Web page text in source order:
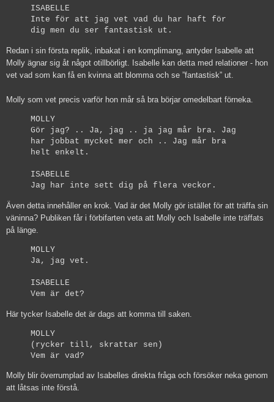
ISABELLE
Inte för att jag vet vad du har haft för
dig men du ser fantastisk ut.
Redan i sin första replik, inbakat i en komplimang, antyder Isabelle att
Molly ägnar sig åt något otillbörligt. Isabelle kan detta med relationer - hon
vet vad som kan få en kvinna att blomma och se ”fantastisk” ut.
Molly som vet precis varför hon mår så bra börjar omedelbart förneka.
MOLLY
Gör jag? .. Ja, jag .. ja jag mår bra. Jag
har jobbat mycket mer och .. Jag mår bra
helt enkelt.
ISABELLE
Jag har inte sett dig på flera veckor.
Även detta innehåller en krok. Vad är det Molly gör istället för att träffa sin
väninna? Publiken får i förbifarten veta att Molly och Isabelle inte träffats
på länge.
MOLLY
Ja, jag vet.
ISABELLE
Vem är det?
Här tycker Isabelle det är dags att komma till saken.
MOLLY
(rycker till, skrattar sen)
Vem är vad?
Molly blir överrumplad av Isabelles direkta fråga och försöker neka genom
att låtsas inte förstå.